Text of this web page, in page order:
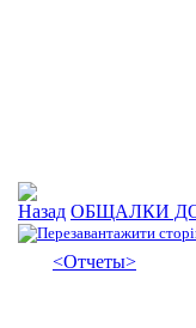
ОБЩАЛКИ
<Отчеты>